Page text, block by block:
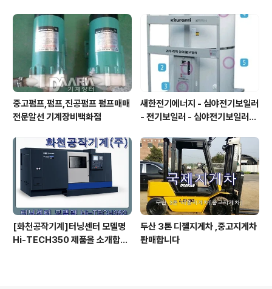
중고펌프,펌프,진공펌프 펌프매매
전문알선 기계장비백화점
새한전기에너지 - 심야전기보일러
- 전기보일러 - 심야전기보일러가
비교
[화천공작기계]터닝센터 모델명
Hi-TECH350 제품을 소개합니
두산 3톤 디젤지게차 ,중고지게차
판매합니다